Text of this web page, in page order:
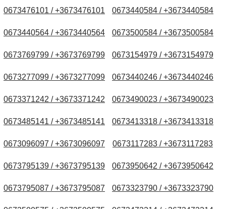
0673476101 / +3673476101 0673440584 / +3673440584
0673440564 / +3673440564 0673500584 / +3673500584
0673769799 / +3673769799 0673154979 / +3673154979
0673277099 / +3673277099 0673440246 / +3673440246
0673371242 / +3673371242 0673490023 / +3673490023
0673485141 / +3673485141 0673413318 / +3673413318
0673096097 / +3673096097 0673117283 / +3673117283
0673795139 / +3673795139 0673950642 / +3673950642
0673795087 / +3673795087 0673323790 / +3673323790